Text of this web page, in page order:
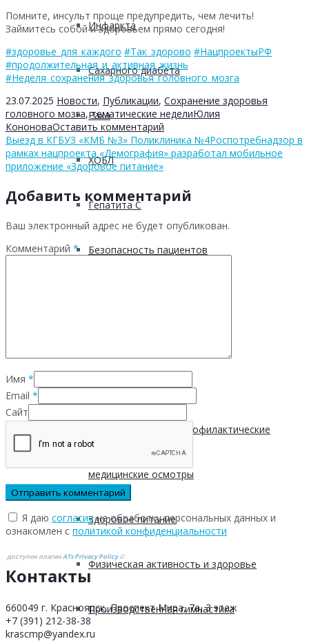
Инфаркта
Сахарного диабета
Рака
ХОБЛ
Гепатита С
Безопасность пациентов
Здоровый образ жизни
Диспансеризация и профилактические
медицинские осмотры
Здоровое питание
Физическая активность и здоровье
Производственная гимнастика
Помните, инсульт проще предупредить, чем лечить!
Займитесь собой и здоровьем прямо сегодня!
#здоровье_для_каждого #Так_здорово #НацпроектыРФ
#продолжительная_и_активная_жизнь
#Неделя_сохранения_здоровья_головного_мозга
23.07.2025 Новости, Публикации, Сохранение здоровья
головного мозга,тематические неделиЮлия
КононоваОставить комментарий
Выезд в КГБУЗ «КМБ №3» Поликлиника №4Роспотребнадзор в
рамках нацпроекта «Демография» разработал мобильное
приложение «Здоровое питание»
Добавить комментарий
Ваш электронный адрес не будет опубликован.
Комментарий *
Имя *
Email *
Сайт
Я даю согласиена обработку персональных данных и
ознакомлен с политикой конфиденциальности
доступен плагинATs Privacy Policy©
Контакты
660049 г. Красноярск, Проспект Мира, 7а, 3 этаж
+7 (391) 212-38-38
krascmp@yandex.ru